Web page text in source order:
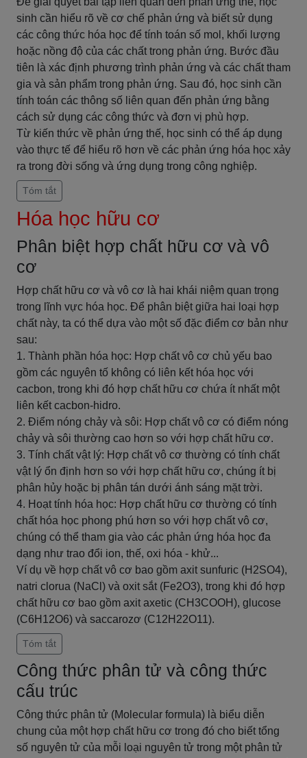
sinh cần hiểu rõ về cơ chế phản ứng và biết sử dụng
các công thức hóa học để tính toán số mol, khối lượng
hoặc nồng độ của các chất trong phản ứng. Bước đầu
tiên là xác định phương trình phản ứng và các chất tham
gia và sản phẩm trong phản ứng. Sau đó, học sinh cần
tính toán các thông số liên quan đến phản ứng bằng
cách sử dụng các công thức và đơn vị phù hợp.
Từ kiến thức về phản ứng thế, học sinh có thể áp dụng
vào thực tế để hiểu rõ hơn về các phản ứng hóa học xảy
ra trong đời sống và ứng dụng trong công nghiệp.
Tóm tắt
Hóa học hữu cơ
Phân biệt hợp chất hữu cơ và vô
cơ
Hợp chất hữu cơ và vô cơ là hai khái niệm quan trọng
trong lĩnh vực hóa học. Để phân biệt giữa hai loại hợp
chất này, ta có thể dựa vào một số đặc điểm cơ bản như
sau:
1. Thành phần hóa học: Hợp chất vô cơ chủ yếu bao
gồm các nguyên tố không có liên kết hóa học với
cacbon, trong khi đó hợp chất hữu cơ chứa ít nhất một
liên kết cacbon-hidro.
2. Điểm nóng chảy và sôi: Hợp chất vô cơ có điểm nóng
chảy và sôi thường cao hơn so với hợp chất hữu cơ.
3. Tính chất vật lý: Hợp chất vô cơ thường có tính chất
vật lý ổn định hơn so với hợp chất hữu cơ, chúng ít bị
phân hủy hoặc bị phân tán dưới ánh sáng mặt trời.
4. Hoạt tính hóa học: Hợp chất hữu cơ thường có tính
chất hóa học phong phú hơn so với hợp chất vô cơ,
chúng có thể tham gia vào các phản ứng hóa học đa
dạng như trao đổi ion, thế, oxi hóa - khử...
Ví dụ về hợp chất vô cơ bao gồm axit sunfuric (H2SO4),
natri clorua (NaCl) và oxit sắt (Fe2O3), trong khi đó hợp
chất hữu cơ bao gồm axit axetic (CH3COOH), glucose
(C6H12O6) và saccarozơ (C12H22O11).
Tóm tắt
Công thức phân tử và công thức
cấu trúc
Công thức phân tử (Molecular formula) là biểu diễn
chung của một hợp chất hữu cơ trong đó cho biết tổng
số nguyên tử của mỗi loại nguyên tử trong một phân tử